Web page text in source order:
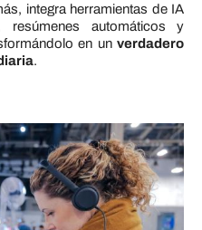
integra herramientas de IA
resúmenes automáticos y
en unverdadero
.